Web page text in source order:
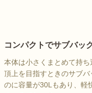
コンパクトでサブバッ
本体は小さくまとめて持
頂上を目指すときのサブ
のに容量が30Lもあり、軽